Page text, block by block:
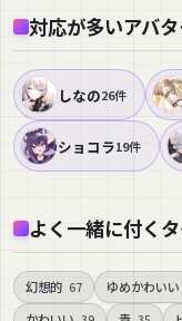
対応が多いアバ
しなの26件
ショコラ19件
よく一緒に付く
幻想的 67 ゆめかわいい